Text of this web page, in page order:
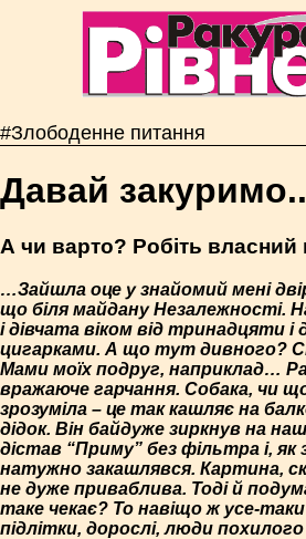
#Злободенне питання
Давай
А чи варто? Робіть власний
…Зайшла оце у знайомий мені
що біля майдану Незалежності.
і дівчата віком від тринадцяти
цигарками. А що тут дивного?
Мами моїх подруг, наприклад…
вражаюче гарчання. Собака, чи
зрозуміла – це так кашляє на
дідок. Він байдуже зиркнув на
дістав “Приму” без фільтра і, як
натужно закашлявся. Картина,
не дуже приваблива. Тоді й
таке чекає? То навіщо ж усе-
підлітки, дорослі, люди похилого